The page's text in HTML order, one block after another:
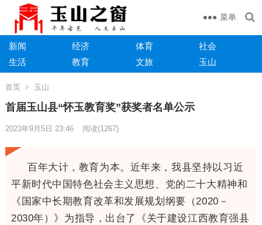
菜单
新闻 经济 体育
社会
生活
教育 文旅 玉山
首页 玉山
首届玉山县“怀玉教育奖”获奖者名单公示
2023年9月5日 23:46 阅读(1267)
百年大计，教育为本。近年来，我县坚持以习近
平新时代中国特色社会主义思想、党的二十大精神和
《国家中长期教育改革和发展规划纲要（2020－
2030年）》为指导，出台了《关于建设江西教育强县